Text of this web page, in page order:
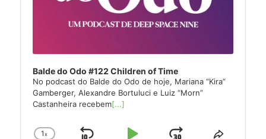
Balde do Odo #122 Children of Time
No podcast do Balde do Odo de hoje, Mariana “Kira”
Gamberger, Alexandre Bortuluci e Luiz “Morn”
Castanheira recebem[...]
1x